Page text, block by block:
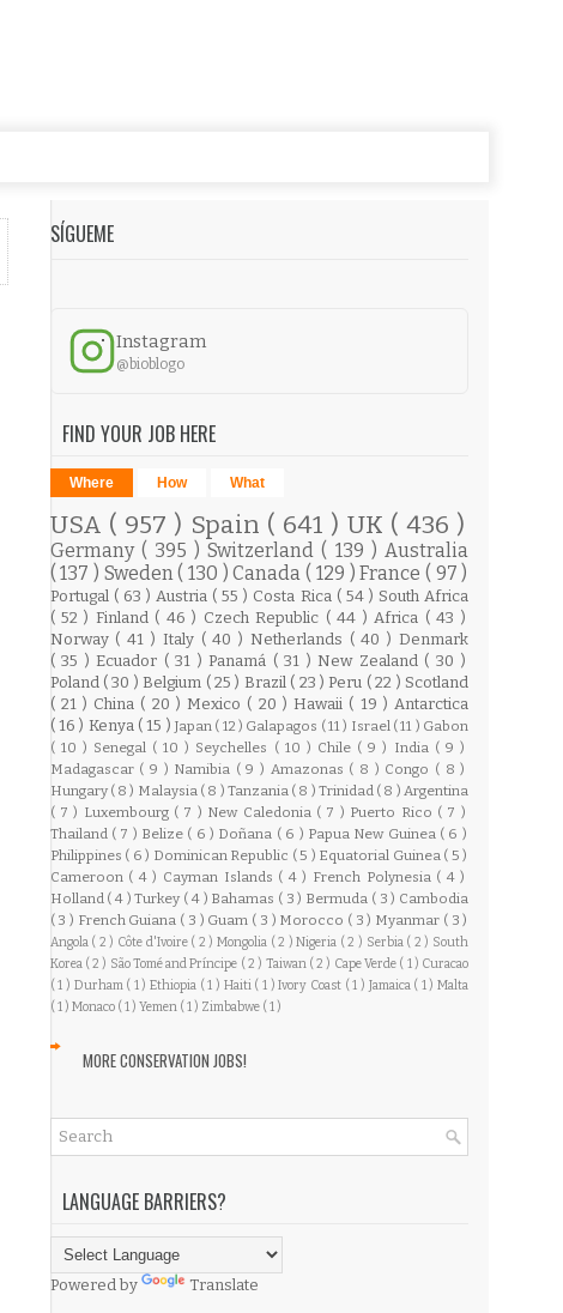
SÍGUEME
Instagram
@bioblogo
FIND YOUR JOB HERE
Where How What
USA ( 957 ) Spain ( 641 ) UK ( 436 )
Germany ( 395 )Switzerland( 139 )Australia
( 137 ) Sweden( 130 )Canada( 129 )France ( 97 )
Portugal ( 63 ) Austria ( 55 ) Costa Rica ( 54 ) South Africa
( 52 ) Finland ( 46 ) Czech Republic ( 44 )Africa ( 43 )
Norway ( 41 ) Italy ( 40 ) Netherlands ( 40 ) Denmark
( 35 ) Ecuador ( 31 ) Panamá ( 31 ) New Zealand ( 30 )
Poland ( 30 ) Belgium ( 25 ) Brazil ( 23 ) Peru ( 22 ) Scotland
( 21 ) China ( 20 ) Mexico ( 20 ) Hawaii ( 19 )Antarctica
( 16 ) Kenya ( 15 ) Japan ( 12 ) Galapagos ( 11 ) Israel ( 11 ) Gabon
( 10 ) Senegal ( 10 ) Seychelles ( 10 ) Chile ( 9 ) India ( 9 )
Madagascar ( 9 ) Namibia ( 9 ) Amazonas ( 8 ) Congo ( 8 )
Hungary ( 8 ) Malaysia ( 8 ) Tanzania ( 8 ) Trinidad ( 8 )Argentina
( 7 ) Luxembourg ( 7 ) New Caledonia ( 7 ) Puerto Rico ( 7 )
Thailand ( 7 ) Belize ( 6 ) Doñana ( 6 ) Papua New Guinea ( 6 )
Philippines ( 6 ) Dominican Republic ( 5 ) Equatorial Guinea ( 5 )
Cameroon ( 4 ) Cayman Islands ( 4 ) French Polynesia ( 4 )
Holland ( 4 )Turkey ( 4 ) Bahamas ( 3 ) Bermuda ( 3 ) Cambodia
( 3 ) French Guiana ( 3 ) Guam ( 3 ) Morocco ( 3 ) Myanmar ( 3 )
Angola ( 2 ) Côte d'Ivoire ( 2 ) Mongolia ( 2 )Nigeria ( 2 ) Serbia ( 2 ) South
Korea ( 2 ) São Tomé and Príncipe ( 2 ) Taiwan ( 2 ) Cape Verde ( 1 ) Curacao
( 1 ) Durham ( 1 )Ethiopia ( 1 ) Haiti ( 1 )Ivory Coast ( 1 ) Jamaica ( 1 )Malta
( 1 ) Monaco ( 1 ) Yemen ( 1 ) Zimbabwe ( 1 )
MORE CONSERVATION JOBS!
LANGUAGE BARRIERS?
Powered by Translate